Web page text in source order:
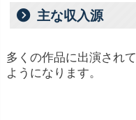
に主演で1本、民放
話)その他宣伝のため
主な収入源
多くの作品に出演され
ようになります。